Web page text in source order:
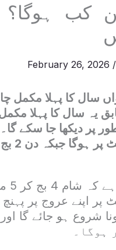
کب ہوگا؟
February 26, 2026
یہ سال کا پہلا
پر دیکھا جا سکے گا۔
کا آغاز ہوگا اور یہ شام 4 بج کر 34 منٹ پر